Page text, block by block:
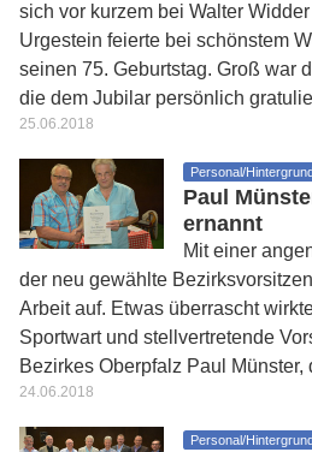
sich vor kurzem bei Walter
Urgestein feierte bei schönstem
seinen 75. Geburtstag. Groß war
die dem Jubilar persönlich
25.06.2018
Personal/
Paul
ernannt
Mit einer
der neu gewählte
Arbeit auf. Etwas überrascht
Sportwart und stellvertretende
Bezirkes Oberpfalz Paul
24.06.2018
Personal/